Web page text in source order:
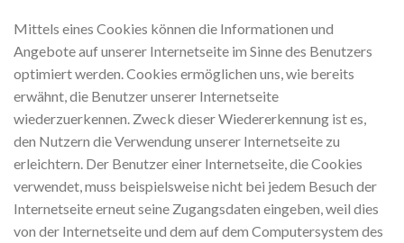
Mittels eines Cookies können die Informationen und
Angebote auf unserer Internetseite im Sinne des Benutzers
optimiert werden. Cookies ermöglichen uns, wie bereits
erwähnt, die Benutzer unserer Internetseite
wiederzuerkennen. Zweck dieser Wiedererkennung ist es,
den Nutzern die Verwendung unserer Internetseite zu
erleichtern. Der Benutzer einer Internetseite, die Cookies
verwendet, muss beispielsweise nicht bei jedem Besuch der
Internetseite erneut seine Zugangsdaten eingeben, weil dies
von der Internetseite und dem auf dem Computersystem des